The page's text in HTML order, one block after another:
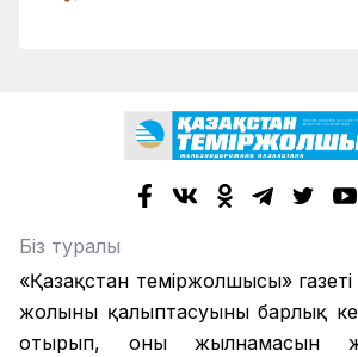
Біз туралы
«Қазақстан теміржолшысы» газеті
жолының қалыптасуының барлық
отырып, оның жылнамасын